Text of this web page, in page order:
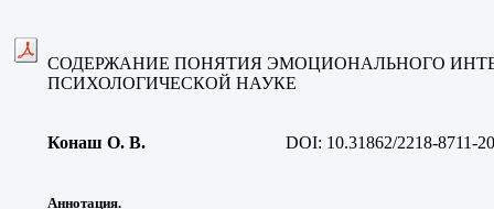
СОДЕРЖАНИЕ ПОНЯТИЯ ЭМОЦИОНАЛЬНОГО
ПСИХОЛОГИЧЕСКОЙ НАУКЕ
Конаш О. В. DOI: 10.31862/2218-8711-
Аннотация.